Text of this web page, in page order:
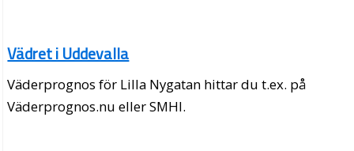
Vädret i Uddevalla
Väderprognos för Lilla Nygatan hittar du t.ex. på
Väderprognos.nu eller SMHI.